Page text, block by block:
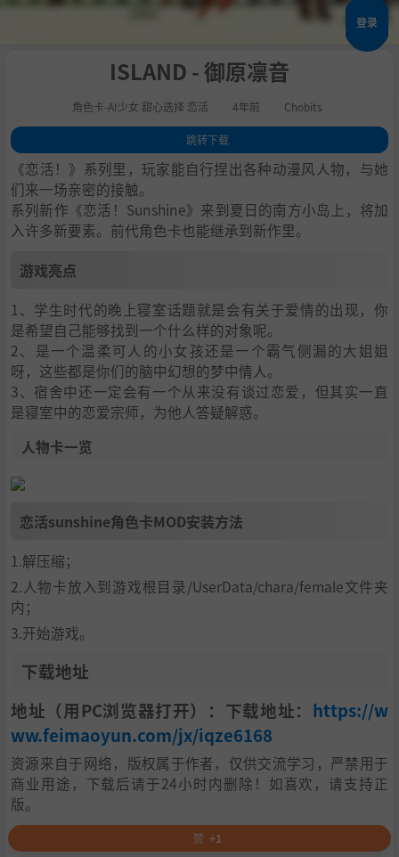
登录
ISLAND - 御原凛音
角色卡-AI少女 甜心选择 恋活 4年前 Chobits
跳转下载
1.游戏亮点
2.人物卡一览
3.恋活sunshine角色卡MOD安装方法
4.下载地址
《恋活！》系列里，玩家能自行捏出各种动漫风人物，与她
们来一场亲密的接触。
系列新作《恋活！Sunshine》来到夏日的南方小岛上，将加
入许多新要素。前代角色卡也能继承到新作里。
游戏亮点
1、学生时代的晚上寝室话题就是会有关于爱情的出现，你
是希望自己能够找到一个什么样的对象呢。
2、是一个温柔可人的小女孩还是一个霸气侧漏的大姐姐
呀，这些都是你们的脑中幻想的梦中情人。
3、宿舍中还一定会有一个从来没有谈过恋爱，但其实一直
是寝室中的恋爱宗师，为他人答疑解惑。
人物卡一览
恋活sunshine角色卡MOD安装方法
1.解压缩；
2.人物卡放入到游戏根目录/UserData/chara/female文件夹
内；
3.开始游戏。
下载地址
地址（用PC浏览器打开）：下载地址： https://w
ww.feimaoyun.com/jx/iqze6168
资源来自于网络，版权属于作者，仅供交流学习，严禁用于
商业用途，下载后请于24小时内删除！如喜欢，请支持正
版。
赞 +1